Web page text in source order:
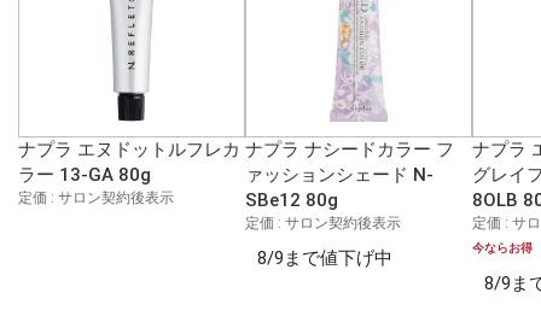
ナプラ エヌドットルフレカ
ラー 13-GA 80g
定価 : サロン契約後表示
ナプラ ナシードカラー フ
ァッションシェード N-
SBe12 80g
定価 : サロン契約後表示
8/9まで値下げ中
ナプラ
グレイ
8OLB
定価 : サ
今ならお得
8/9ま